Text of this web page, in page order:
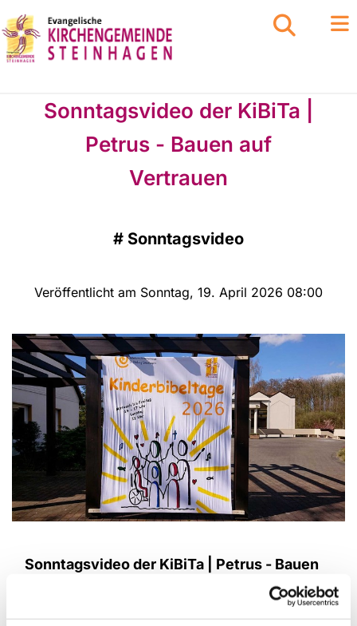
Sonntagsvideo der KiBiTa |
Petrus - Bauen auf
Vertrauen
# Sonntagsvideo
Veröffentlicht am Sonntag, 19. April 2026 08:00
Sonntagsvideo der KiBiTa | Petrus - Bauen